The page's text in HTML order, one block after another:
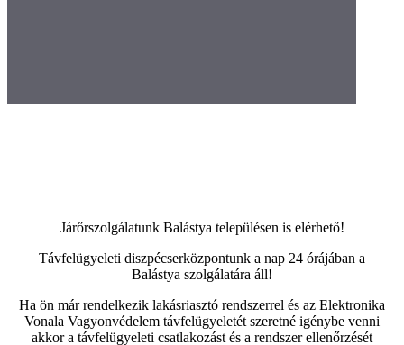
Járőrszolgálatunk Balástya településen is elérhető!
Távfelügyeleti diszpécserközpontunk a nap 24 órájában a
Balástya szolgálatára áll!
Ha ön már rendelkezik lakásriasztó rendszerrel és az Elektronika
Vonala Vagyonvédelem távfelügyeletét szeretné igénybe venni
akkor a távfelügyeleti csatlakozást és a rendszer ellenőrzését